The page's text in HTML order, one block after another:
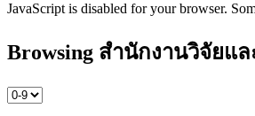
JavaScript is disabled for your browser.
Browsing สำนักงานวิจัยแ